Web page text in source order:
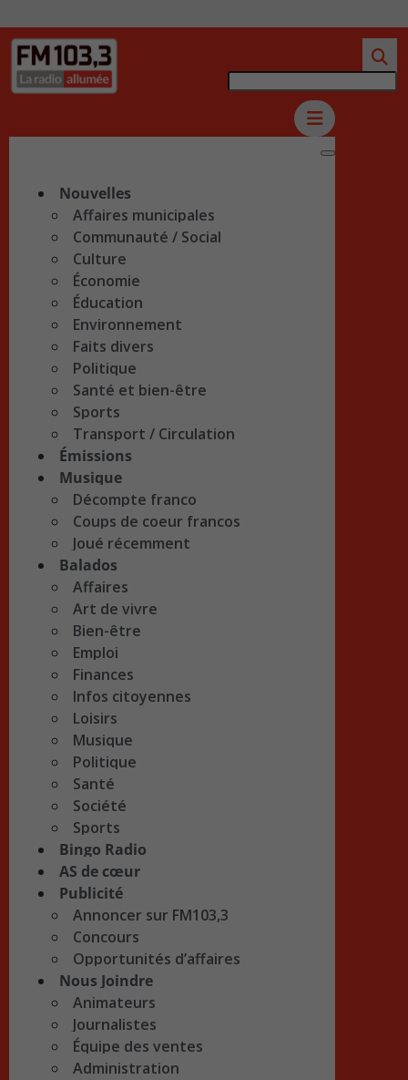
Nouvelles
Affaires municipales
Communauté / Social
Culture
Économie
Éducation
Environnement
Faits divers
Politique
Santé et bien-être
Sports
Transport / Circulation
Émissions
Musique
Décompte franco
Coups de coeur francos
Joué récemment
Balados
Affaires
Art de vivre
Bien-être
Emploi
Finances
Infos citoyennes
Loisirs
Musique
Politique
Santé
Société
Sports
Bingo Radio
AS de cœur
Publicité
Annoncer sur FM103,3
Concours
Opportunités d’affaires
Nous Joindre
Animateurs
Journalistes
Équipe des ventes
Administration